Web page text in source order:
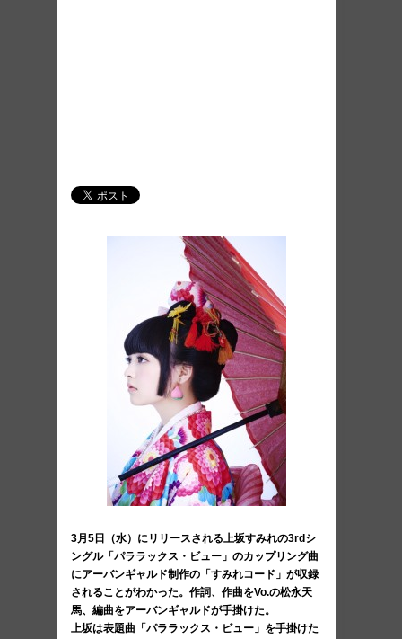
3月5日（水）にリリースされる上坂すみれの3rdシ
ングル「パララックス・ビュー」のカップリング曲
にアーバンギャルド制作の「すみれコード」が収録
されることがわかった。作詞、作曲をVo.の松永天
馬、編曲をアーバンギャルドが手掛けた。
上坂は表題曲「パララックス・ビュー」を手掛けた